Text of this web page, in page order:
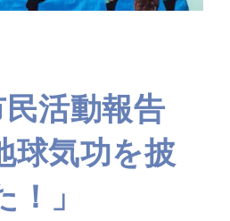
活動報告
球気功を披
」